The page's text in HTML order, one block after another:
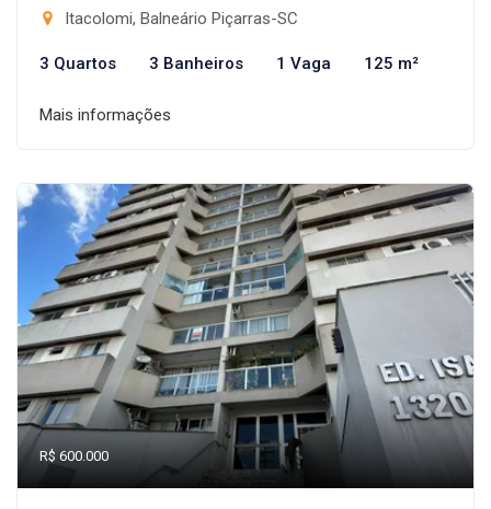
Itacolomi, Balneário Piçarras-SC
3 Quartos 3 Banheiros 1 Vaga 125 m²
Mais informações
R$ 600.000